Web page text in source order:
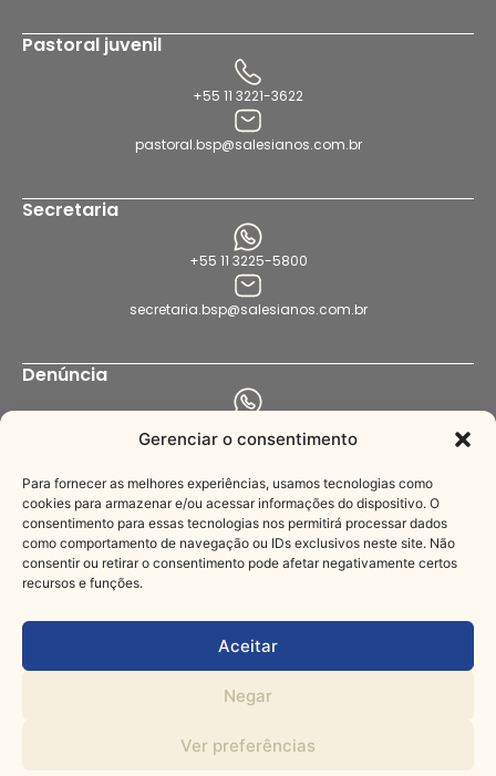
Gerenciar o consentimento
Para fornecer as melhores experiências, usamos tecnologias como
cookies para armazenar e/ou acessar informações do dispositivo. O
consentimento para essas tecnologias nos permitirá processar dados
como comportamento de navegação ou IDs exclusivos neste site. Não
consentir ou retirar o consentimento pode afetar negativamente certos
recursos e funções.
Aceitar
Negar
Ver preferências
Pastoral juvenil
+55 11 3221-3622
pastoral.bsp@salesianos.com.br
Secretaria
+55 11 3225-5800
secretaria.bsp@salesianos.com.br
Denúncia
denuncia.bsp@salesianos.com.br
Imprensa
comunica@salesianos.com.br